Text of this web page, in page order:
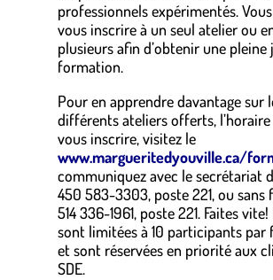
professionnels expérimentés.
vous inscrire à un seul atelier ou
plusieurs afin d’obtenir une pleine
formation.
Pour en apprendre davantage sur
différents ateliers offerts,
vous inscrire, visitez le
www.margueritedyouville.ca/
communiquez avec le secrétariat
450 583-3303, poste 221, ou sans
514 336-1961, poste 221. Faites
sont limitées à 10 participants
et sont réservées en priorité aux
SDE.